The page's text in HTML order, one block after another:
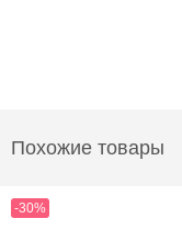
Похожие товары
-30%